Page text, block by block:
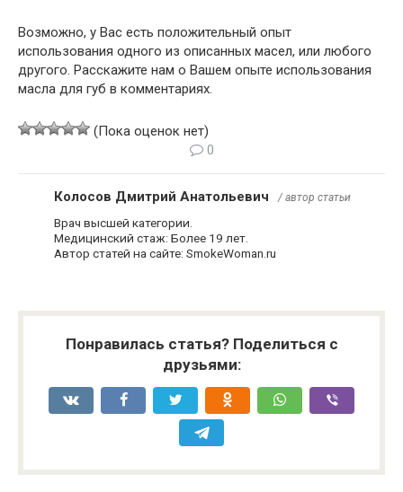
Возможно, у Вас есть положительный опыт
использования одного из описанных масел, или любого
другого. Расскажите нам о Вашем опыте использования
масла для губ в комментариях.
(Пока оценок нет)
0
Колосов Дмитрий Анатольевич / автор статьи
Врач высшей категории.
Медицинский стаж: Более 19 лет.
Автор статей на сайте: SmokeWoman.ru
Понравилась статья? Поделиться с
друзьями: